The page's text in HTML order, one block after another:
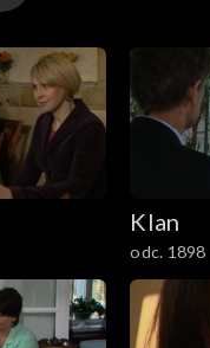
Klan
odc. 1898